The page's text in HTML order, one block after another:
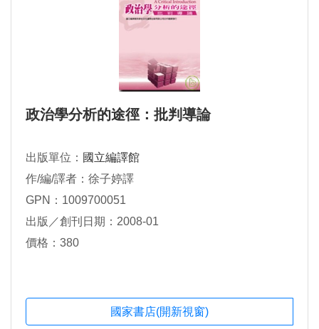
政治學分析的途徑：批判導論
出版單位： 國立編譯館
作/編/譯者：徐子婷譯
GPN：1009700051
出版／創刊日期：2008-01
價格：380
國家書店(開新視窗)